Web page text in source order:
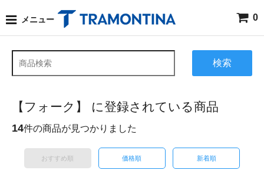
メニュー 0
検索
【フォーク】 に登録されている商品
14件の商品が見つかりました
おすすめ順 価格順 新着順